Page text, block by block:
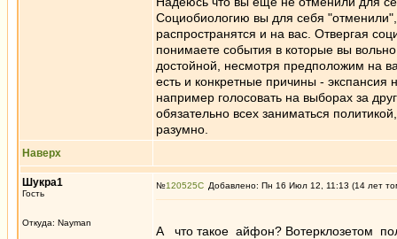
Социобиологию вы для себя
распространятся и на вас. Отвергая
понимаете события в которые вы
достойной, несмотря предположим на
есть и конкретные причины -
например голосовать на выборах за
обязательно всех заниматься
разумно.
Наверх
Шукра1
Гость
Откуда: Nayman
№120525 Добавлено: Пн 16 Июл 12, 11:13 (14 лет
А что такое айфон? Вотерклозетом